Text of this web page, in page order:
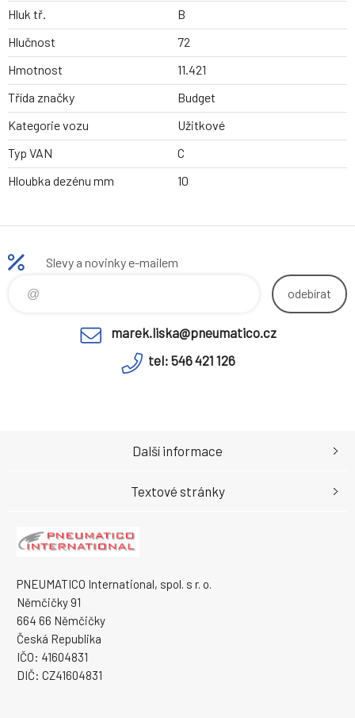
Hluk tř.
B
Hlučnost
72
Hmotnost
11.421
Třída značky
Budget
Kategorie vozu
Užitkové
Typ VAN
C
Hloubka dezénu mm
10
Slevy a novinky e-mailem
odebírat
marek.liska@pneumatico.cz
tel: 546 421 126
PNEUMATICO International, spol. s r. o.
Němčičky 91
664 66 Němčičky
Česká Republika
IČO: 41604831
DIČ: CZ41604831
Další informace
Textové stránky